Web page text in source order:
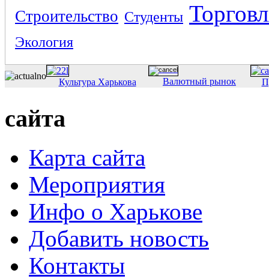
Строительство Студенты
Экология
Культура Харькова Валютный рынок
сайта
Карта сайта
Мероприятия
Инфо о Харькове
Добавить новость
Контакты